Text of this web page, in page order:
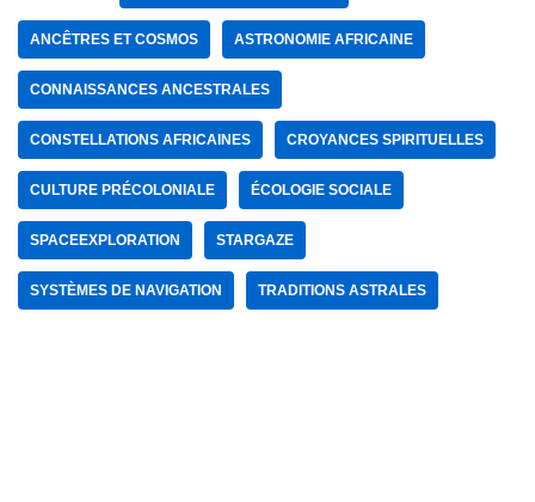
ANCÊTRES ET COSMOS ASTRONOMIE AFRICAINE
CONNAISSANCES ANCESTRALES
CONSTELLATIONS AFRICAINES CROYANCES SPIRITUELLES
CULTURE PRÉCOLONIALE ÉCOLOGIE SOCIALE
SPACEEXPLORATION STARGAZE
SYSTÈMES DE NAVIGATION TRADITIONS ASTRALES